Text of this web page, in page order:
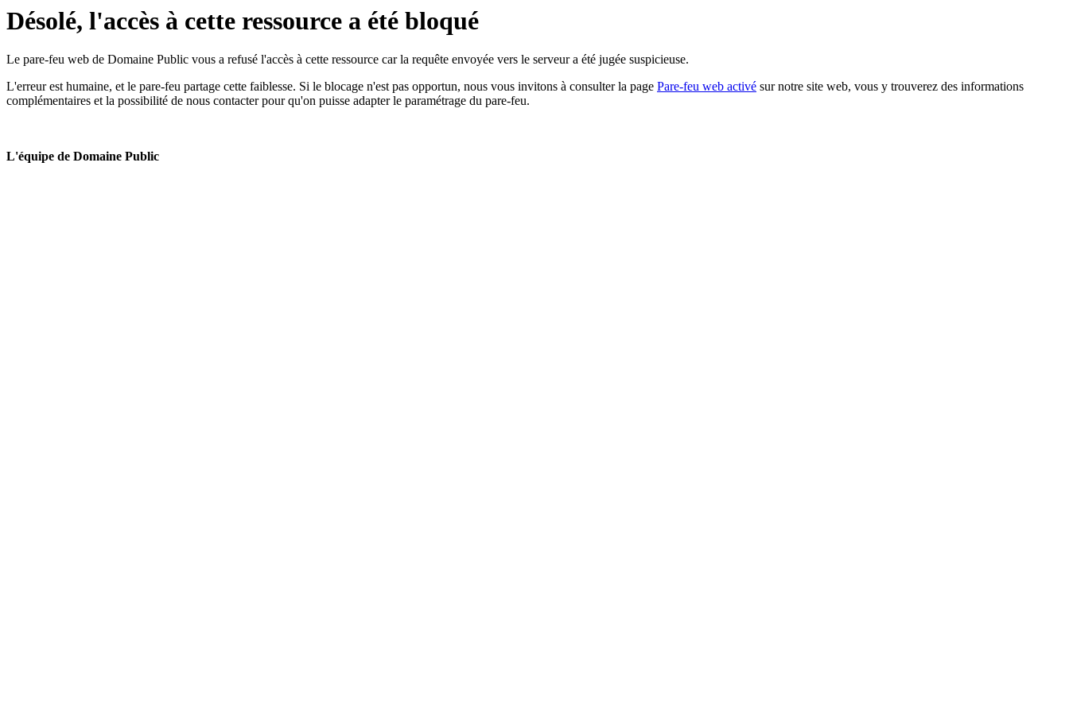
Désolé, l'accès à cette ressource a été bloqué
Le pare-feu web de Domaine Public vous a refusé l'accès à cette ressource car la requête envoyée vers le serveur a été jugée suspicieuse.
L'erreur est humaine, et le pare-feu partage cette faiblesse. Si le blocage n'est pas opportun, nous vous invitons à consulter la page Pare-feu web activé sur notre site web, vous y trouverez des informations
complémentaires et la possibilité de nous contacter pour qu'on puisse adapter le paramétrage du pare-feu.
L'équipe de Domaine Public